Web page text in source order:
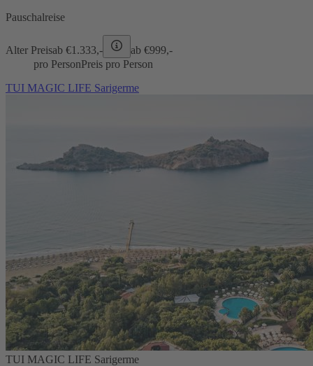
Pauschalreise
Alter Preisab €1.333,- ab €999,-
pro PersonPreis pro Person
TUI MAGIC LIFE Sarigerme
TUI MAGIC LIFE Sarigerme